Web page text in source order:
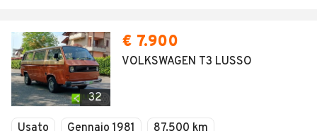
32
€ 7.900
VOLKSWAGEN T3 LUSSO
Usato Gennaio 1981
87.500 km